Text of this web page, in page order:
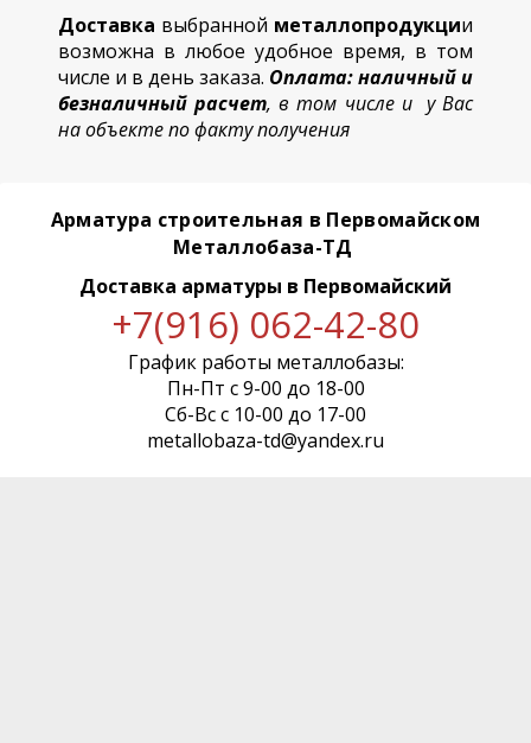
Доставка выбранной металлопродукции
возможна в любое удобное время, в том
числе и в день заказа. Оплата: наличный и
безналичный расчет, в том числе и у Вас
на объекте по факту получения
Арматура строительная в Первомайском
Металлобаза-ТД
Доставка арматуры в Первомайский
+7(916) 062-42-80
График работы металлобазы:
Пн-Пт с 9-00 до 18-00
Сб-Вс с 10-00 до 17-00
metallobaza-td@yandex.ru